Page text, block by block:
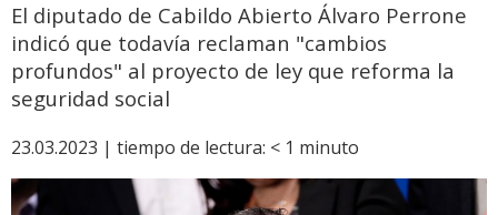
El diputado de Cabildo Abierto Álvaro Perrone
indicó que todavía reclaman "cambios
profundos" al proyecto de ley que reforma la
seguridad social
23.03.2023 | tiempo de lectura: < 1 minuto